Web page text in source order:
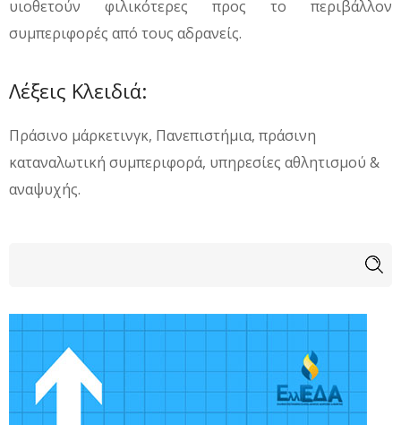
υιοθετούν φιλικότερες προς το περιβάλλον
συμπεριφορές από τους αδρανείς.
Λέξεις Κλειδιά:
Πράσινο μάρκετινγκ, Πανεπιστήμια, πράσινη
καταναλωτική συμπεριφορά, υπηρεσίες αθλητισμού &
αναψυχής.